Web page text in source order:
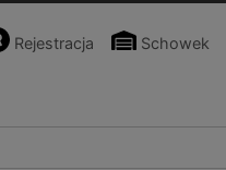
Rejestracja Schowek